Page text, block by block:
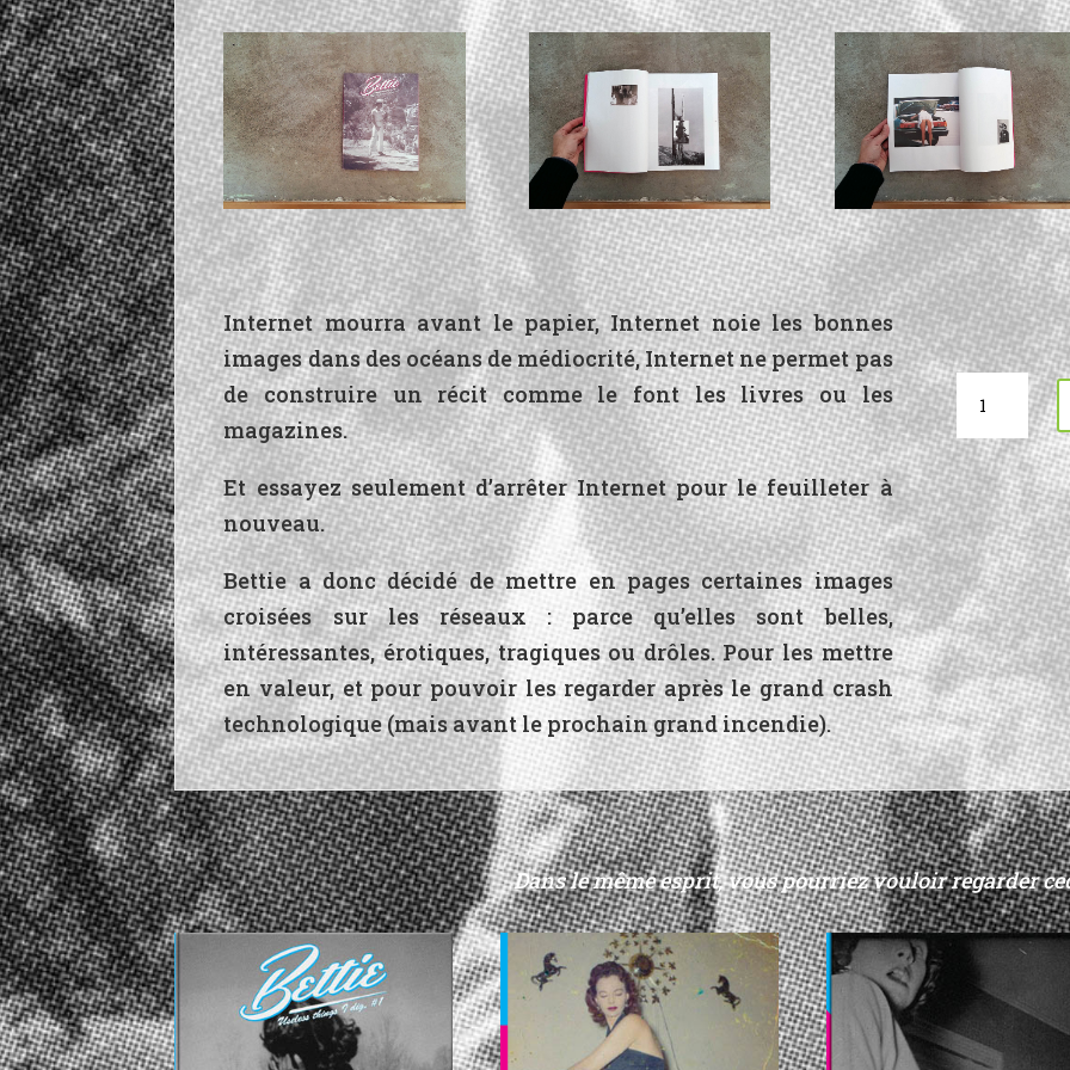
Internet mourra avant le papier, Internet noie les bonnes
images dans des océans de médiocrité, Internet ne permet pas
de construire un récit comme le font les livres ou les
magazines.
Et essayez seulement d’arrêter Internet pour le feuilleter à
nouveau.
Bettie a donc décidé de mettre en pages certaines images
croisées sur les réseaux : parce qu’elles sont belles,
intéressantes, érotiques, tragiques ou drôles. Pour les mettre
en valeur, et pour pouvoir les regarder après le grand crash
technologique (mais avant le prochain grand incendie).
quantité
de
Bettie
Magazine
#6
Dans le même esprit, vous pourriez vouloir regarder